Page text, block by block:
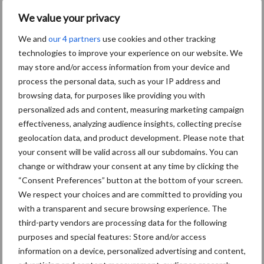
We value your privacy
We and our 4 partners use cookies and other tracking
technologies to improve your experience on our website. We
may store and/or access information from your device and
process the personal data, such as your IP address and
browsing data, for purposes like providing you with
personalized ads and content, measuring marketing campaign
effectiveness, analyzing audience insights, collecting precise
geolocation data, and product development. Please note that
your consent will be valid across all our subdomains. You can
change or withdraw your consent at any time by clicking the
“Consent Preferences” button at the bottom of your screen.
We respect your choices and are committed to providing you
with a transparent and secure browsing experience. The
third-party vendors are processing data for the following
purposes and special features: Store and/or access
information on a device, personalized advertising and content,
om mee te denken over het communicatiebeleid voor de
Meer informatie
Producenten Organisatie Varkenshouderij (POV)
3700 AT Zeist
T.:030 7555099
E.: info@producentenorganisatievarkenshouderij.nl
Aanbevolen voor jou!
Britse varkenssector vreest
afzetcrisis in het najaar